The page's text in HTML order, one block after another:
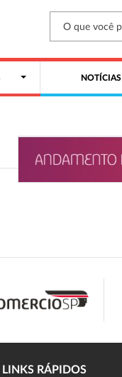
NOTÍCIAS
LINKS RÁPIDOS